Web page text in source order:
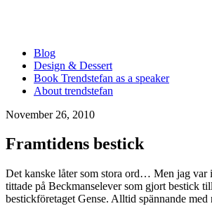
Blog
Design & Dessert
Book Trendstefan as a speaker
About trendstefan
November 26, 2010
Framtidens bestick
Det kanske låter som stora ord… Men jag var
tittade på Beckmanselever som gjort bestick
bestickföretaget Gense. Alltid spännande med